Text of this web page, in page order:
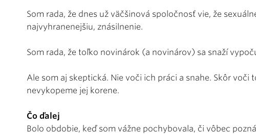
Som rada, že dnes už väčšinová spoločnosť vie, že
najvyhranenejšiu, znásilnenie.
Som rada, že toľko novinárok (a novinárov) sa snaží
Ale som aj skeptická. Nie voči ich práci a snahe. Skôr voči
nevykopeme jej korene.
Čo ďalej
Bolo obdobie, keď som vážne pochybovala, či vôbec